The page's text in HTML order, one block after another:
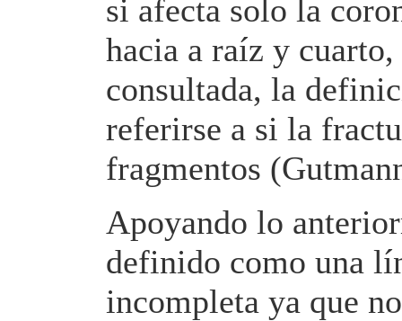
si afecta solo la
hacia a raíz y
consultada, la
referirse a si la
fragmentos
Apoyando lo
definido como una
incompleta ya que